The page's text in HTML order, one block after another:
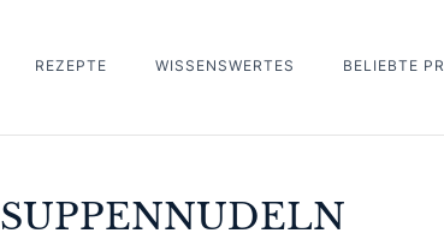
REZEPTE WISSENSWERTES BELIEBTE
SUPPENNUDELN